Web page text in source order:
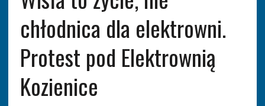
chłodnica dla elektrowni.
Protest pod Elektrownią
Kozienice